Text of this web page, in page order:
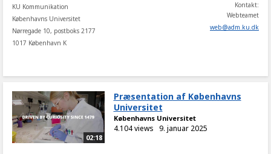
KU Kommunikation
Københavns Universitet
Nørregade 10, postboks 2177
1017 København K
Kontakt:
Webteamet
web@adm.ku.dk
02:18
Præsentation af Københavns
Universitet
Københavns Universitet
4.104 views 9. januar 2025